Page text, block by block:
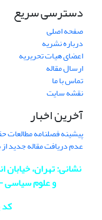
دسترسی سریع
صفحه اصلی
درباره نشریه
اعضای هیات تحریریه
ارسال مقاله
تماس با ما
نقشه سایت
آخرین اخبار
پیشینه فصلنامه
عدم دریافت مقاله جدید
نشانی: تهران،
و علوم سیاسی - طبقه 4 - دفتر
کد